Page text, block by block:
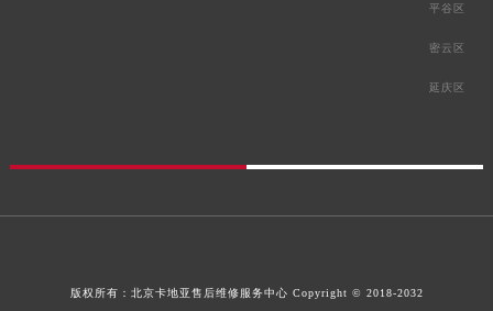
平谷区
密云区
延庆区
版权所有： 北京卡地亚售后维修服务中心 Copyright © 2018-2032